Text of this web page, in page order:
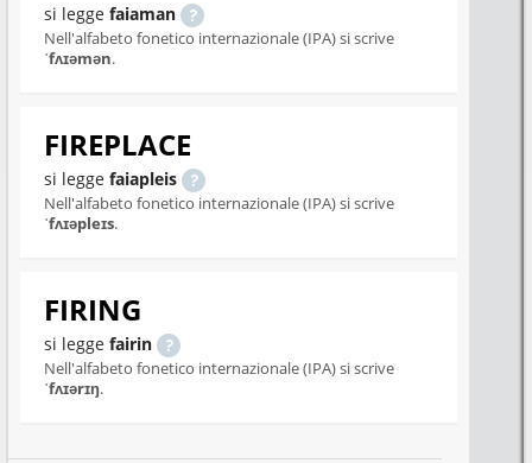
si legge faiaman
Nell'alfabeto fonetico internazionale (IPA) si scrive
ˈfʌɪəmən.
FIREPLACE
si legge faiapleis
Nell'alfabeto fonetico internazionale (IPA) si scrive
ˈfʌɪəpleɪs.
FIRING
si legge fairin
Nell'alfabeto fonetico internazionale (IPA) si scrive
ˈfʌɪərɪŋ.